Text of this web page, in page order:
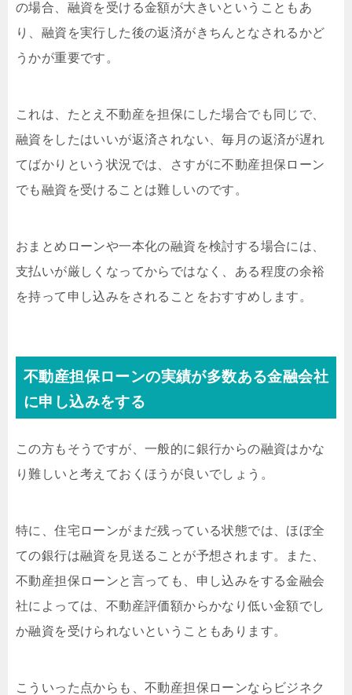
の場合、融資を受ける金額が大きいということもあ
り、融資を実行した後の返済がきちんとなされるかど
うかが重要です。
これは、たとえ不動産を担保にした場合でも同じで、
融資をしたはいいが返済されない、毎月の返済が遅れ
てばかりという状況では、さすがに不動産担保ローン
でも融資を受けることは難しいのです。
おまとめローンや一本化の融資を検討する場合には、
支払いが厳しくなってからではなく、ある程度の余裕
を持って申し込みをされることをおすすめします。
不動産担保ローンの実績が多数ある金融会社
に申し込みをする
この方もそうですが、一般的に銀行からの融資はかな
り難しいと考えておくほうが良いでしょう。
特に、住宅ローンがまだ残っている状態では、ほぼ全
ての銀行は融資を見送ることが予想されます。また、
不動産担保ローンと言っても、申し込みをする金融会
社によっては、不動産評価額からかなり低い金額でし
か融資を受けられないということもあります。
こういった点からも、不動産担保ローンならビジネク